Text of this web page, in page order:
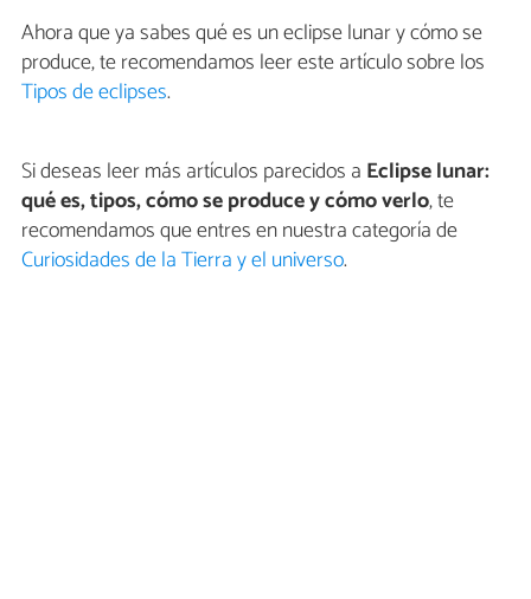
Ahora que ya sabes qué es un eclipse lunar y cómo se
produce, te recomendamos leer este artículo sobre los
Tipos de eclipses.
Si deseas leer más artículos parecidos a Eclipse lunar:
qué es, tipos, cómo se produce y cómo verlo, te
recomendamos que entres en nuestra categoría de
Curiosidades de la Tierra y el universo.